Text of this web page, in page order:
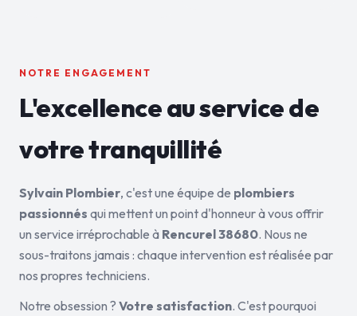
NOTRE ENGAGEMENT
L'excellence au service de
votre tranquillité
Sylvain Plombier, c'est une équipe de plombiers
passionnés qui mettent un point d'honneur à vous offrir
un service irréprochable à Rencurel 38680. Nous ne
sous-traitons jamais : chaque intervention est réalisée par
nos propres techniciens.
Notre obsession ? Votre satisfaction. C'est pourquoi